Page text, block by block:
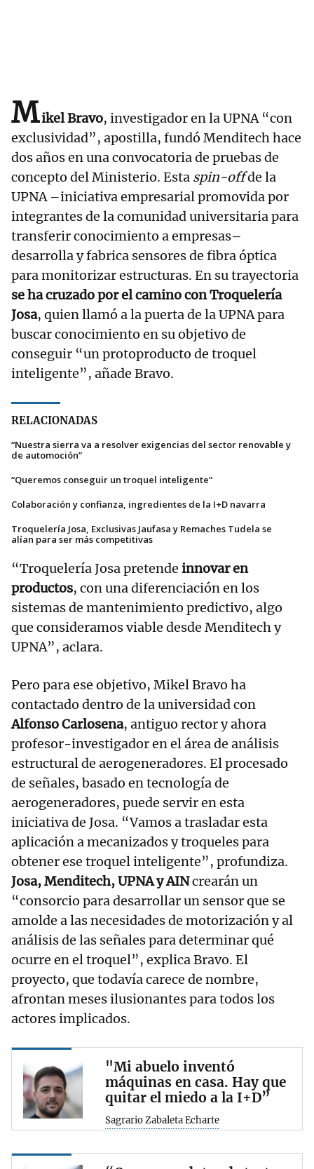
Mikel Bravo, investigador en la UPNA “con
exclusividad”, apostilla, fundó Menditech hace
dos años en una convocatoria de pruebas de
concepto del Ministerio. Esta spin-offde la
UPNA –iniciativa empresarial promovida por
integrantes de la comunidad universitaria para
transferir conocimiento a empresas–
desarrolla y fabrica sensores de fibra óptica
para monitorizar estructuras. En su trayectoria
se ha cruzado por el camino con Troquelería
Josa, quien llamó a la puerta de la UPNA para
buscar conocimiento en su objetivo de
conseguir “un protoproducto de troquel
inteligente”, añade Bravo.
RELACIONADAS
“Nuestra sierra va a resolver exigencias del sector renovable y
de automoción”
“Queremos conseguir un troquel inteligente”
Colaboración y confianza, ingredientes de la I+D navarra
Troquelería Josa, Exclusivas Jaufasa y Remaches Tudela se
alían para ser más competitivas
“Troquelería Josa pretende innovar en
productos, con una diferenciación en los
sistemas de mantenimiento predictivo, algo
que consideramos viable desde Menditech y
UPNA”, aclara.
Pero para ese objetivo, Mikel Bravo ha
contactado dentro de la universidad con
Alfonso Carlosena, antiguo rector y ahora
profesor-investigador en el área de análisis
estructural de aerogeneradores. El procesado
de señales, basado en tecnología de
aerogeneradores, puede servir en esta
iniciativa de Josa. “Vamos a trasladar esta
aplicación a mecanizados y troqueles para
obtener ese troquel inteligente”, profundiza.
Josa, Menditech, UPNA y AINcrearán un
“consorcio para desarrollar un sensor que se
amolde a las necesidades de motorización y al
análisis de las señales para determinar qué
ocurre en el troquel”, explica Bravo. El
proyecto, que todavía carece de nombre,
afrontan meses ilusionantes para todos los
actores implicados.
"Mi abuelo inventó
máquinas en casa. Hay que
quitar el miedo a la I+D”
Sagrario Zabaleta Echarte